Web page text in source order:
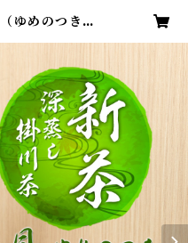
ゆめのつき）/